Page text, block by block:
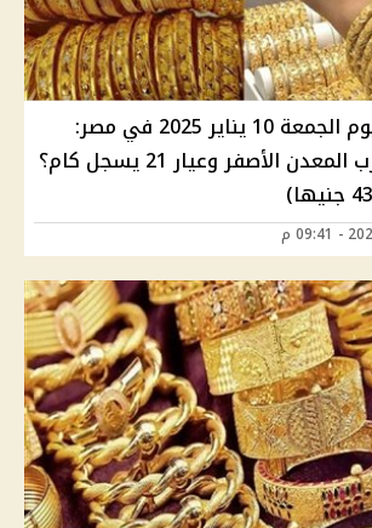
أسعار الذهب اليوم الجمعة 10 يناير 2025 في مصر:
ارتفاع جديد يضرب المعدن الأصفر وعيار 21 يسجل كام؟